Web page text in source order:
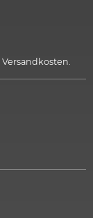
Versandkosten.